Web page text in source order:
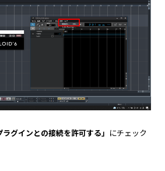
グインとの接続を許可する」
にチェック